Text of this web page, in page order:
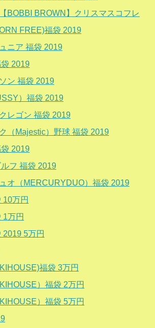
BOBBI BROWN】クリスマスコフレ
FREE)福袋 2019
ニア 福袋 2019
2019
ン 福袋 2019
）福袋 2019
レゴン 福袋 2019
（Majestic）野球 福袋 2019
2019
フ 福袋 2019
オ（MERCURYDUO）福袋 2019
10万円
1万円
2019 5万円
福袋 3万円
）福袋 2万円
）福袋 5万円